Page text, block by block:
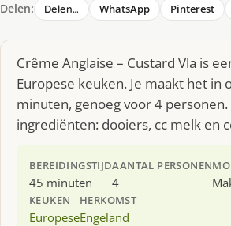
Delen: Delen… WhatsApp Pinterest
Crême Anglaise – Custard Vla is
Europese keuken. Je maakt het in
minuten, genoeg voor 4
ingrediënten: dooiers, cc melk en
BEREIDINGSTIJD
45 minuten
AANTAL PERSONEN
4
KEUKEN
Europese
HERKOMST
Engeland